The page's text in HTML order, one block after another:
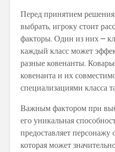
Перед принятием
выбрать, игроку стоит
факторы. Один из них –
каждый класс может
разные ковенанты.
ковенанта и их
специализациями класса
Важным фактором при
его уникальная
предоставляет персонажу
которая может